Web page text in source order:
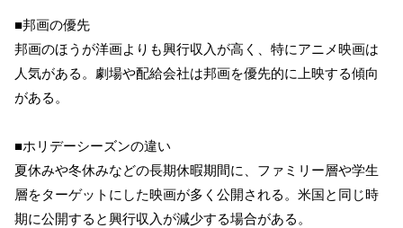
■邦画の優先
邦画のほうが洋画よりも興行収入が高く、特にアニメ映画は
人気がある。劇場や配給会社は邦画を優先的に上映する傾向
がある。
■ホリデーシーズンの違い
夏休みや冬休みなどの長期休暇期間に、ファミリー層や学生
層をターゲットにした映画が多く公開される。米国と同じ時
期に公開すると興行収入が減少する場合がある。